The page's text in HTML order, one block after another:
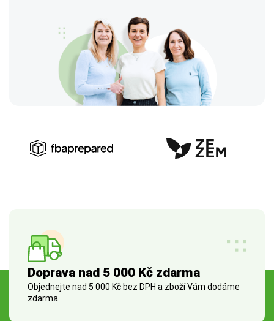
Doprava nad 5 000 Kč zdarma
Objednejte nad 5 000 Kč bez DPH a zboží Vám dodáme
zdarma.